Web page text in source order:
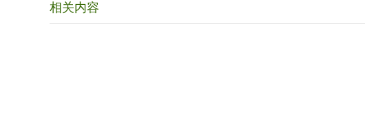
相关内容